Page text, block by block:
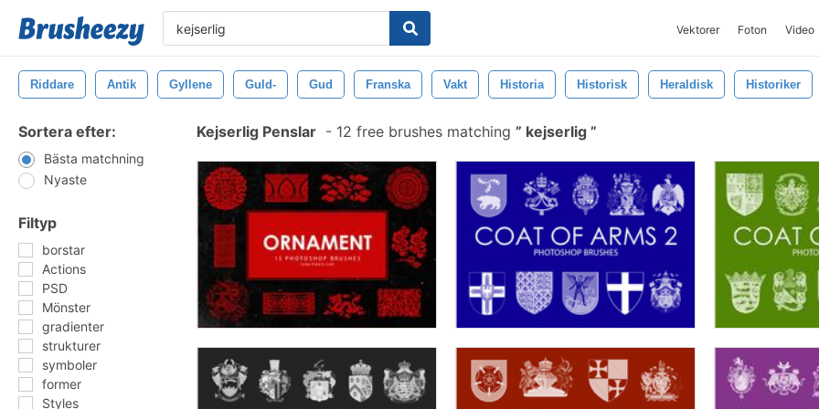
Vektorer Foton Video
Riddare Antik Gyllene Guld- Gud Franska Vakt Historia Historisk Heraldisk Historiker
Sortera efter:
Bästa matchning
Nyaste
Filtyp
borstar
Actions
PSD
Mönster
gradienter
strukturer
symboler
former
Styles
Kejserlig Penslar - 12 free brushes matching kejserlig